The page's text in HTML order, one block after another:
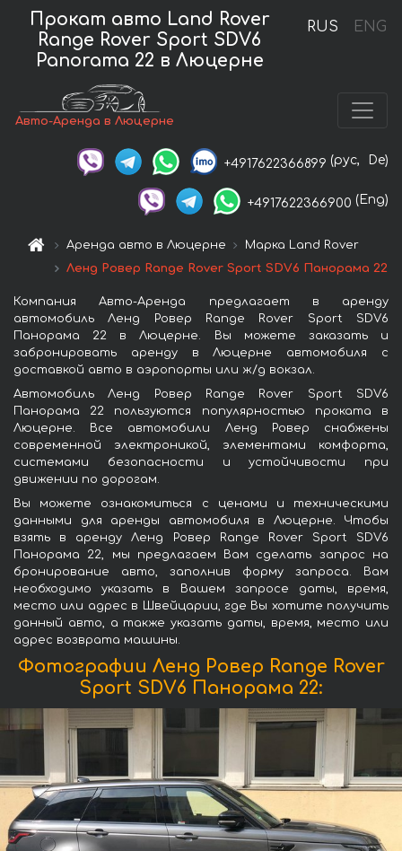
RUS ENG
Прокат авто Land Rover
Range Rover Sport SDV6
Panorama 22 в Люцерне
Авто-Аренда в Люцерне
+4917622366899 (рус, De)
+4917622366900 (Eng)
Аренда авто в Люцерне
Марка Land Rover
Ленд Ровер Range Rover Sport SDV6 Панорама 22
Компания Авто-Аренда предлагает в аренду
автомобиль Ленд Ровер Range Rover Sport SDV6
Панорама 22 в Люцерне. Вы можете заказать и
забронировать аренду в Люцерне автомобиля с
доставкой авто в аэропорты или ж/д вокзал.
Автомобиль Ленд Ровер Range Rover Sport SDV6
Панорама 22 пользуются популярностью проката в
Люцерне. Все автомобили Ленд Ровер снабжены
современной электроникой, элементами комфорта,
системами безопасности и устойчивости при
движении по дорогам.
Вы можете ознакомиться с ценами и техническими
данными для аренды автомобиля в Люцерне. Чтобы
взять в аренду Ленд Ровер Range Rover Sport SDV6
Панорама 22, мы предлагаем Вам сделать запрос на
бронирование авто, заполнив форму запроса. Вам
необходимо указать в Вашем запросе даты, время,
место или адрес в Швейцарии, где Вы хотите получить
данный авто, а также указать даты, время, место или
адрес возврата машины.
Фотографии Ленд Ровер Range Rover
Sport SDV6 Панорама 22: